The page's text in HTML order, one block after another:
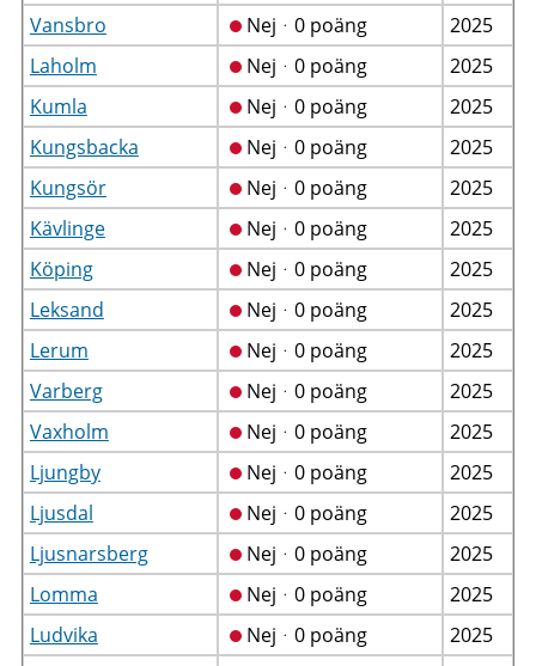
Vansbro
Nejᆞ0 poäng
2025
Laholm
Nejᆞ0 poäng
2025
Kumla
Nejᆞ0 poäng
2025
Kungsbacka
Nejᆞ0 poäng
2025
Kungsör
Nejᆞ0 poäng
2025
Kävlinge
Nejᆞ0 poäng
2025
Köping
Nejᆞ0 poäng
2025
Leksand
Nejᆞ0 poäng
2025
Lerum
Nejᆞ0 poäng
2025
Varberg
Nejᆞ0 poäng
2025
Vaxholm
Nejᆞ0 poäng
2025
Ljungby
Nejᆞ0 poäng
2025
Ljusdal
Nejᆞ0 poäng
2025
Ljusnarsberg
Nejᆞ0 poäng
2025
Lomma
Nejᆞ0 poäng
2025
Ludvika
Nejᆞ0 poäng
2025